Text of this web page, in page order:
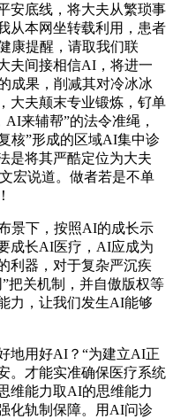
安底线，将大夫从繁琐事
从本网坐转载利用，患者
康提醒，请取我们联
夫间接相信AI，将进一
成果，削减其对冷冰冰
大夫颠末专业锻炼，钌单
来辅帮”的法令准绳，
核”形成的区域AI集中诊
是将其严酷定位为大夫
宏说道。做者若是不单
下，按照AI的成长示
成长AI医疗，AI应成为
利器，对于复杂严沉疾
把关机制，并自傲版权等
力，让我们发生AI能够
用好AI？“为建立AI正
。才能实准确保医疗系统
维能力取AI的思维能力
化轨制保障。用AI问诊